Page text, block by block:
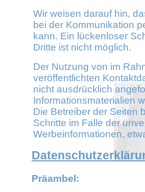
Wir weisen darauf hin,
bei der Kommunikation
kann. Ein lückenloser
Dritte ist nicht möglich.
Der Nutzung von im
veröffentlichten
nicht ausdrücklich
Informationsmaterialien
Die Betreiber der Seiten
Schritte im Falle der
Werbeinformationen,
Präambel: